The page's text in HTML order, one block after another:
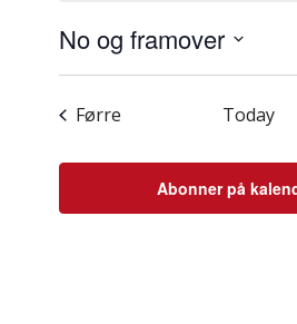
No og framover
Førre Today
Abonner på